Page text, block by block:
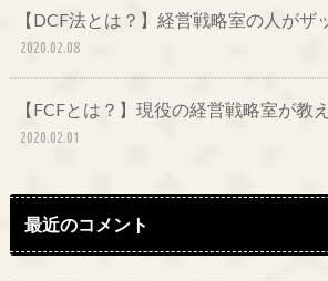
【DCF法とは？】経営戦略室の人がザ
2020.02.08
【FCFとは？】現役の経営戦略室が教
2020.02.01
最近のコメント